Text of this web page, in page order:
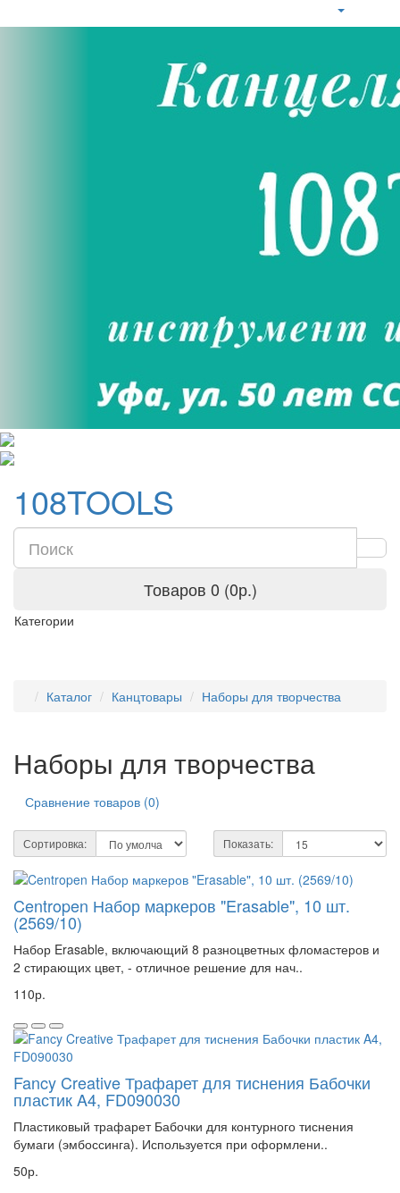
108TOOLS
Товаров 0 (0р.)
Категории
Каталог Канцтовары Наборы для творчества
Наборы для творчества
Сравнение товаров (0)
Сортировка: Показать:
Centropen Набор маркеров "Erasable", 10 шт.
(2569/10)
Набор Erasable, включающий 8 разноцветных фломастеров и
2 стирающих цвет, - отличное решение для нач..
110р.
Fancy Creative Трафарет для тиснения Бабочки
пластик A4, FD090030
Пластиковый трафарет Бабочки для контурного тиснения
бумаги (эмбоссинга). Используется при оформлени..
50р.